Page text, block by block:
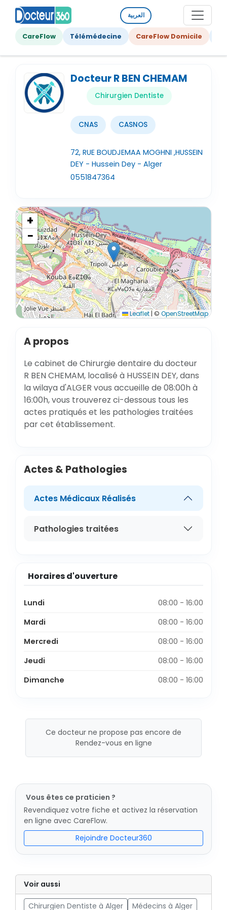
العربية
CareFlow Télémédecine CareFlow Domicile
Docteur R BEN CHEMAM
Chirurgien Dentiste
CNAS CASNOS
72, RUE BOUDJEMAA MOGHNI ,HUSSEIN
DEY - Hussein Dey - Alger
0551847364
+
−
Leaflet | © OpenStreetMap
A propos
Le cabinet de Chirurgie dentaire du docteur
R BEN CHEMAM, localisé à HUSSEIN DEY, dans
la wilaya d'ALGER vous accueille de 08:00h à
16:00h, vous trouverez ci-dessous tous les
actes pratiqués et les pathologies traitées
par cet établissement.
Actes & Pathologies
Actes Médicaux Réalisés
Pathologies traitées
Horaires d'ouverture
Lundi
08:00 - 16:00
Mardi
08:00 - 16:00
Mercredi
08:00 - 16:00
Jeudi
08:00 - 16:00
Dimanche
08:00 - 16:00
Ce docteur ne propose pas encore de
Rendez-vous en ligne
Vous êtes ce praticien ?
Revendiquez votre fiche et activez la réservation
en ligne avec CareFlow.
Rejoindre Docteur360
Voir aussi
Chirurgien Dentiste à Alger Médecins à Alger